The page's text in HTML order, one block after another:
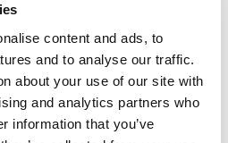
content and ads, to
and to analyse our traffic.
about your use of our site with
and analytics partners who
information that you’ve
mit einer guten